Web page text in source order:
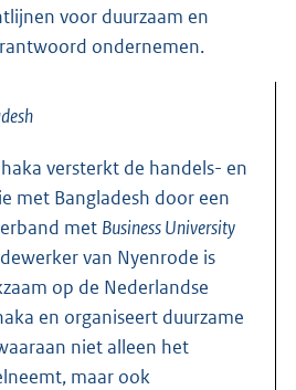
voor duurzaam en
ondernemen.
versterkt de handels- en
met Bangladesh door een
met Business University
van Nyenrode is
op de Nederlandse
en organiseert duurzame
niet alleen het
maar ook